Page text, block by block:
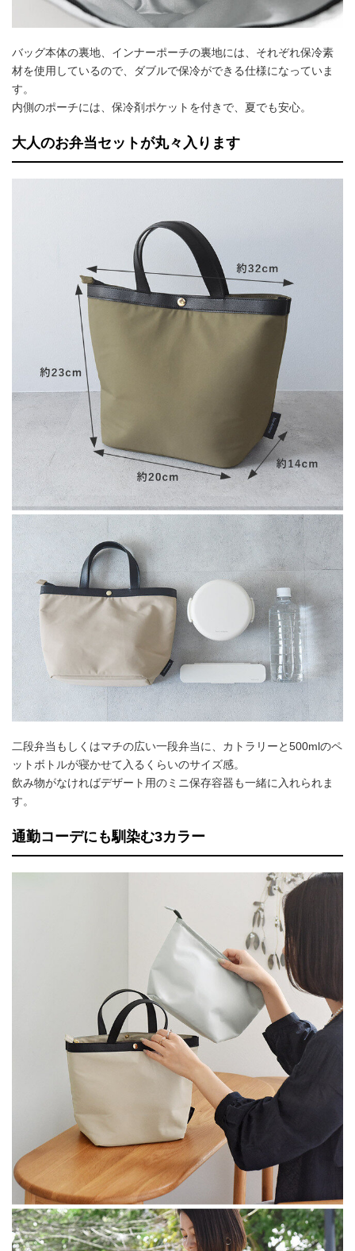
バッグ本体の裏地、インナーポーチの裏地には、それぞれ保冷素
材を使用しているので、ダブルで保冷ができる仕様になっていま
す。
内側のポーチには、保冷剤ポケットを付きで、夏でも安心。
大人のお弁当セットが丸々入ります
二段弁当もしくはマチの広い一段弁当に、カトラリーと500mlのペ
ットボトルが寝かせて入るくらいのサイズ感。
飲み物がなければデザート用のミニ保存容器も一緒に入れられま
す。
通勤コーデにも馴染む3カラー